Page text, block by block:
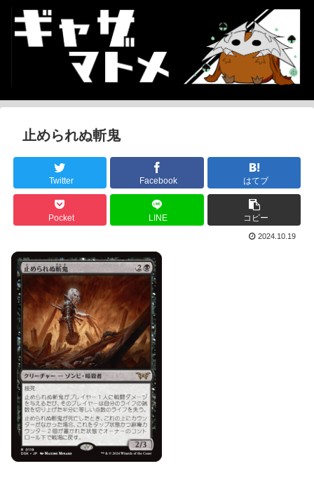
止められぬ斬鬼
Twitter Facebook はてブ
Pocket LINE コピー
2024.10.19